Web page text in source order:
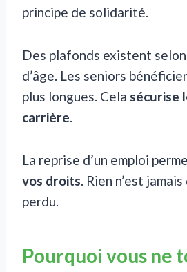
principe de solidarité.
Des plafonds existent
d’âge. Les seniors
plus longues. Cela sécurise
carrière.
La reprise d’un emploi
vos droits. Rien n’est
perdu.
Pourquoi vous ne